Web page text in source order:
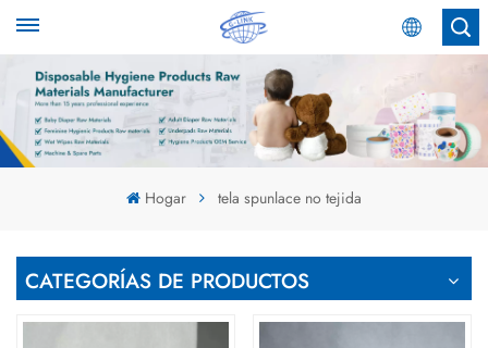
Español
English
Hogar tela spunlace no tejida
CATEGORÍAS DE PRODUCTOS